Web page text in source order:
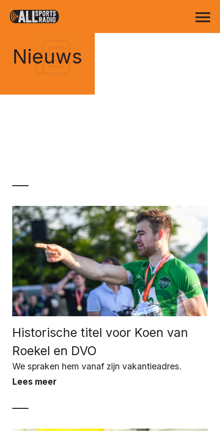
Nieuws
Historische titel voor Koen van
Roekel en DVO
We spraken hem vanaf zijn vakantieadres.
Lees meer